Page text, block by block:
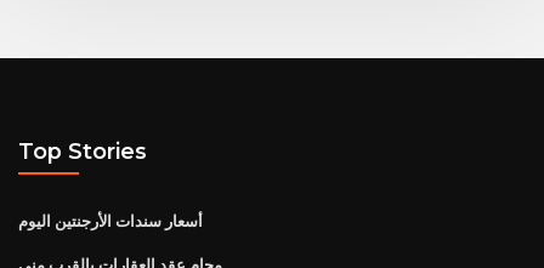
Top Stories
أسعار سندات الأرجنتين اليوم